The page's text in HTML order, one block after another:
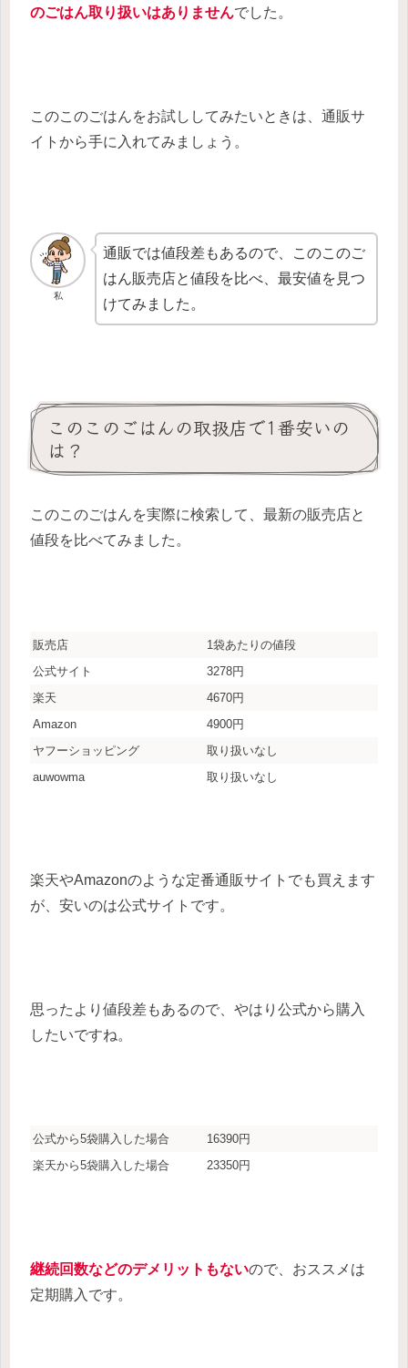
のごはん取り扱いはありませんでした。
このこのごはんをお試ししてみたいときは、通販サ
イトから手に入れてみましょう。
私
通販では値段差もあるので、このこのご
はん販売店と値段を比べ、最安値を見つ
けてみました。
このこのごはんの取扱店で1番安いの
は？
このこのごはんを実際に検索して、最新の販売店と
値段を比べてみました。
販売店
1袋あたりの値段
公式サイト
3278円
楽天
4670円
Amazon
4900円
ヤフーショッピング
取り扱いなし
auwowma
取り扱いなし
楽天やAmazonのような定番通販サイトでも買えます
が、安いのは公式サイトです。
思ったより値段差もあるので、やはり公式から購入
したいですね。
公式から5袋購入した場合
16390円
楽天から5袋購入した場合
23350円
継続回数などのデメリットもないので、おススメは
定期購入です。